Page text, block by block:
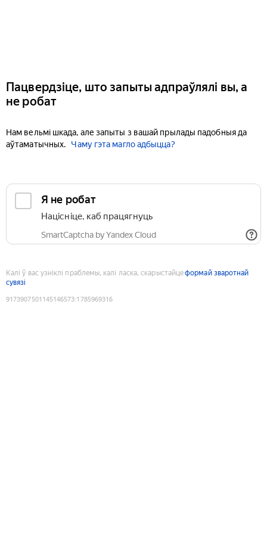
Пацвердзіце, што запыты адпраўлялі вы, а
не робат
Нам вельмі шкада, але запыты з вашай прылады падобныя да
аўтаматычных.
Чаму гэта магло адбыцца?
Я не робат
Націсніце, каб працягнуць
SmartCaptcha by Yandex Cloud
Калі ў вас узніклі праблемы, калі ласка, скарыстайцеформай зваротнай
сувязі
9173907501145146573:1785969316